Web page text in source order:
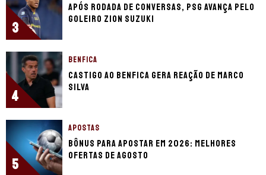
3
Após rodada de conversas, PSG avança pelo
goleiro Zion Suzuki
4
BENFICA
Castigo ao Benfica gera reação de Marco
Silva
5
APOSTAS
Bônus para apostar em 2026: Melhores
ofertas de Agosto